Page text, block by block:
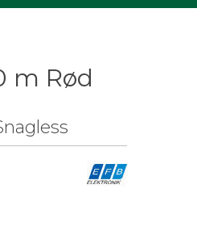
m Rød